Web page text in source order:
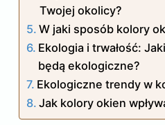
Twojej okolicy?
W jaki sposób kolory
Ekologia i trwałość:
będą ekologiczne?
Ekologiczne trendy w
Jak kolory okien